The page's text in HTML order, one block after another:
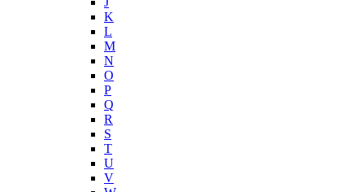
K
L
M
N
O
P
Q
R
S
T
U
V